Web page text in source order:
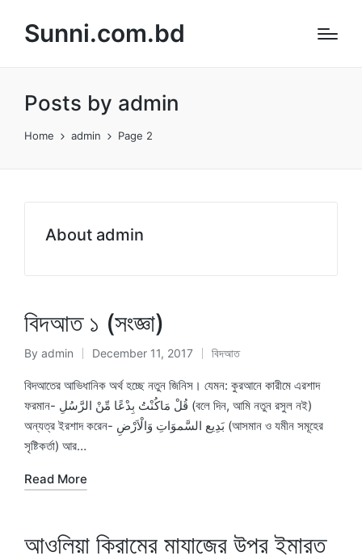
Sunni.com.bd
Posts by admin
Home admin Page 2
About admin
বিদআত ১ (সংজ্ঞা)
Posted
by
By admin December 11, 2017
Posted
in
বিদআত
বিদআতের আভিধানিক অর্থ হচ্ছে নতুন জিনিস। যেমন: কুরআনে কারীমে এরশাদ
ফরমান- قُلْ مَاكُنْتُ بِدْعًا مِّنْ الرَّسُلِ (বলে দিন, আমি নতুন রসুল নই)
অন্যত্র ইরশাদ করেন- بَدِيع السَّموَاتِ وَالْاَرْضِ (আসমান ও যমীন সমূহের
সৃষ্টিকর্তা) আর…
Read More
আওলিয়া কিরামের মাযাজের উপর ইমারত